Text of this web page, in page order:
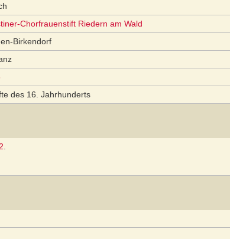
Chorfrauenstift Riedern am Wald
Birkendorf
des 16. Jahrhunderts